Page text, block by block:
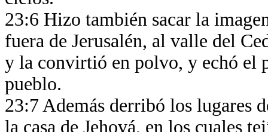
23:6 Hizo también sacar la
fuera de Jerusalén, al valle del
y la convirtió en polvo, y echó el
pueblo.
23:7 Además derribó los lugares
la casa de Jehová, en los cuales